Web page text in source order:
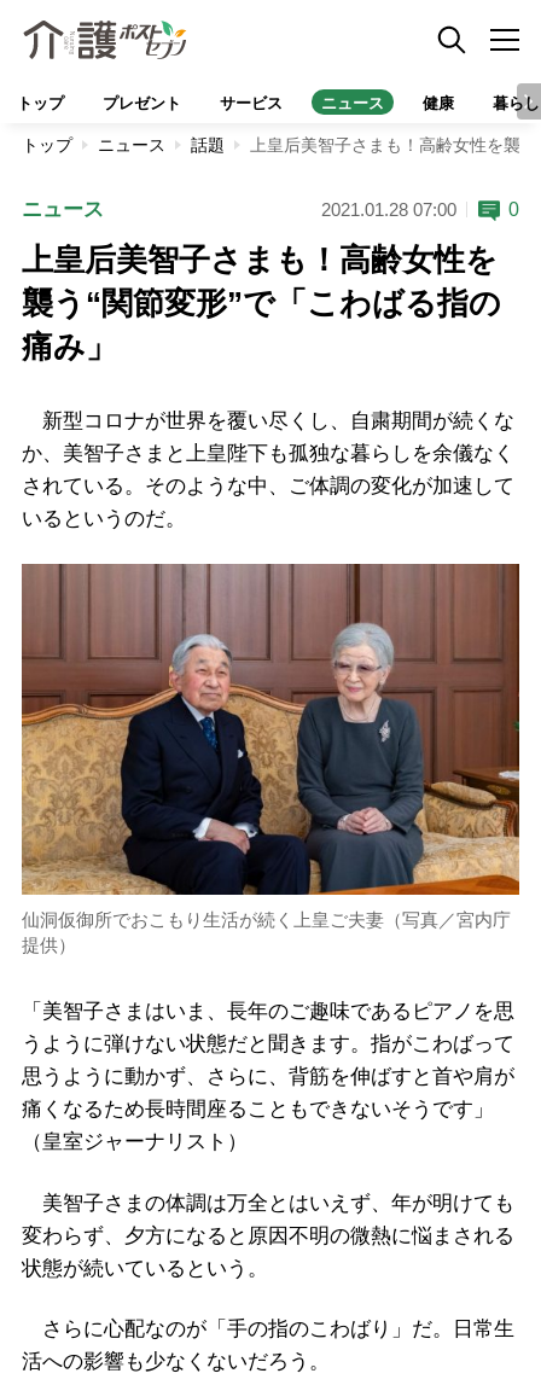
トップ プレゼント サービス ニュース 健康 暮らし
トップ ニュース 話題 上皇后美智子さまも！高齢女性を襲
ニュース 2021.01.28 07:00 0
上皇后美智子さまも！高齢女性を
襲う“関節変形”で「こわばる指の
痛み」
新型コロナが世界を覆い尽くし、自粛期間が続くな
か、美智子さまと上皇陛下も孤独な暮らしを余儀なく
されている。そのような中、ご体調の変化が加速して
いるというのだ。
仙洞仮御所でおこもり生活が続く上皇ご夫妻（写真／宮内庁
提供）
「美智子さまはいま、長年のご趣味であるピアノを思
うように弾けない状態だと聞きます。指がこわばって
思うように動かず、さらに、背筋を伸ばすと首や肩が
痛くなるため長時間座ることもできないそうです」
（皇室ジャーナリスト）
美智子さまの体調は万全とはいえず、年が明けても
変わらず、夕方になると原因不明の微熱に悩まされる
状態が続いているという。
さらに心配なのが「手の指のこわばり」だ。日常生
活への影響も少なくないだろう。